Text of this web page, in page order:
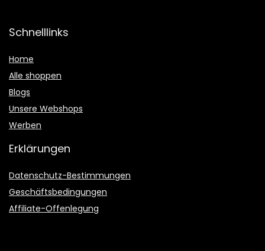
Schnelllinks
Home
Alle shoppen
Blogs
Unsere Webshops
Werben
Erklärungen
Datenschutz-Bestimmungen
Geschäftsbedingungen
Affiliate-Offenlegung